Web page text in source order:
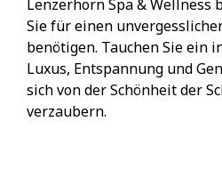
Lenzerhorn Spa & Wellness
Sie für einen
benötigen. Tauchen Sie ein
Luxus, Entspannung und
sich von der Schönheit der
verzaubern.